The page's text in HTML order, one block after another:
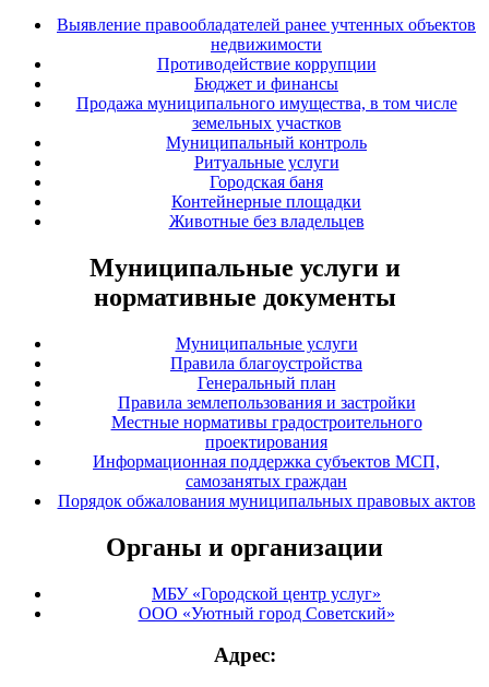
Выявление правообладателей ранее учтенных объектов
недвижимости
Противодействие коррупции
Бюджет и финансы
Продажа муниципального имущества, в том числе
земельных участков
Муниципальный контроль
Ритуальные услуги
Городская баня
Контейнерные площадки
Животные без владельцев
Муниципальные услуги и
нормативные документы
Муниципальные услуги
Правила благоустройства
Генеральный план
Правила землепользования и застройки
Местные нормативы градостроительного
проектирования
Информационная поддержка субъектов МСП,
самозанятых граждан
Порядок обжалования муниципальных правовых актов
Органы и организации
МБУ «Городской центр услуг»
ООО «Уютный город Советский»
Адрес: